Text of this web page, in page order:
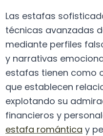
Las estafas
técnicas avanzadas
mediante perfiles
y narrativas
estafas tienen como
que establecen
explotando su
financieros y
estafa romántica y